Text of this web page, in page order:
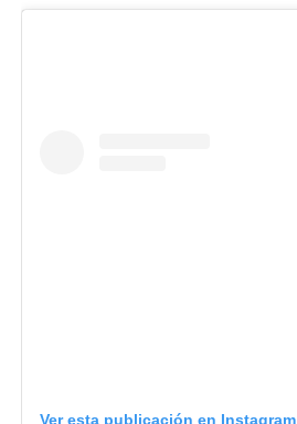
Ver esta publicación en Instagram